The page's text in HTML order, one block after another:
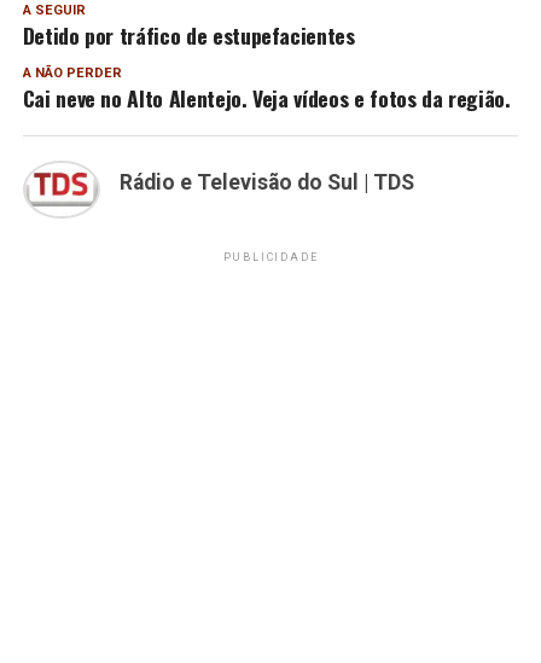
A SEGUIR
Detido por tráfico de estupefacientes
A NÃO PERDER
Cai neve no Alto Alentejo. Veja vídeos e fotos da região.
Rádio e Televisão do Sul | TDS
PUBLICIDADE